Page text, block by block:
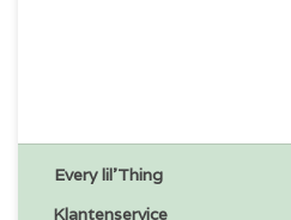
Every lil'Thing
Klantenservice